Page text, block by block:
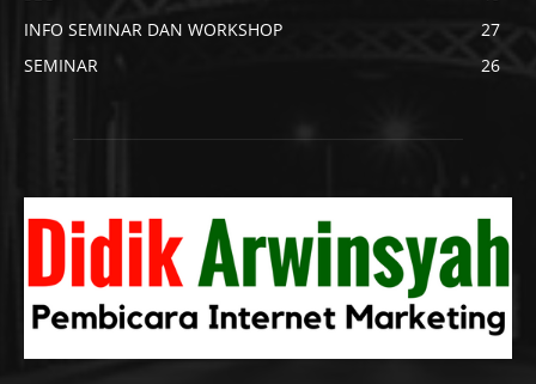
INFO SEMINAR DAN WORKSHOP
27
SEMINAR
26